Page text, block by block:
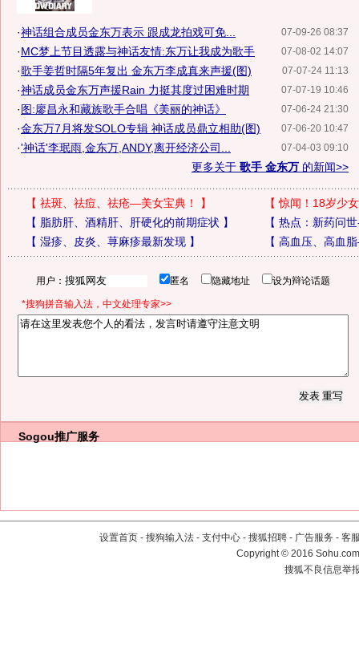
07-09-26 08:37
·神话组合成员金东万表示 跟成龙拍戏可免...
07-08-02 14:07
·MC梦上节目透露与神话友情:东万让我成为歌手
07-07-24 11:13
·歌手姜哲时隔5年复出 金东万李成真来声援(图)
07-07-19 10:46
·神话成员金东万声援Rain 力挺其度过困难时期
07-06-24 21:30
·图:廖昌永和藏族歌手合唱《美丽的神话》
07-06-20 10:47
·金东万7月将发SOLO专辑 神话成员鼎立相助(图)
07-04-03 09:10
·'神话'李珉雨,金东万,ANDY,离开经济公司...
更多关于 歌手 金东万 的新闻>>
【 祛斑、祛痘、祛疮—美女宝典！ 】 【惊闻！18岁少
【 脂肪肝、酒精肝、肝硬化的前期症状 】 【 热点：新药问
【 湿疹、皮炎、荨麻疹最新发现】 【 高血压、高血
用户： 匿名 隐藏地址 设为辩论话题
*搜狗拼音输入法，中文处理专家>>
Sogou推广服务
设置首页 - 搜狗输入法 - 支付中心 - 搜狐招聘 - 广告服务 - 客
Copyright©2016
搜狐不良信息举